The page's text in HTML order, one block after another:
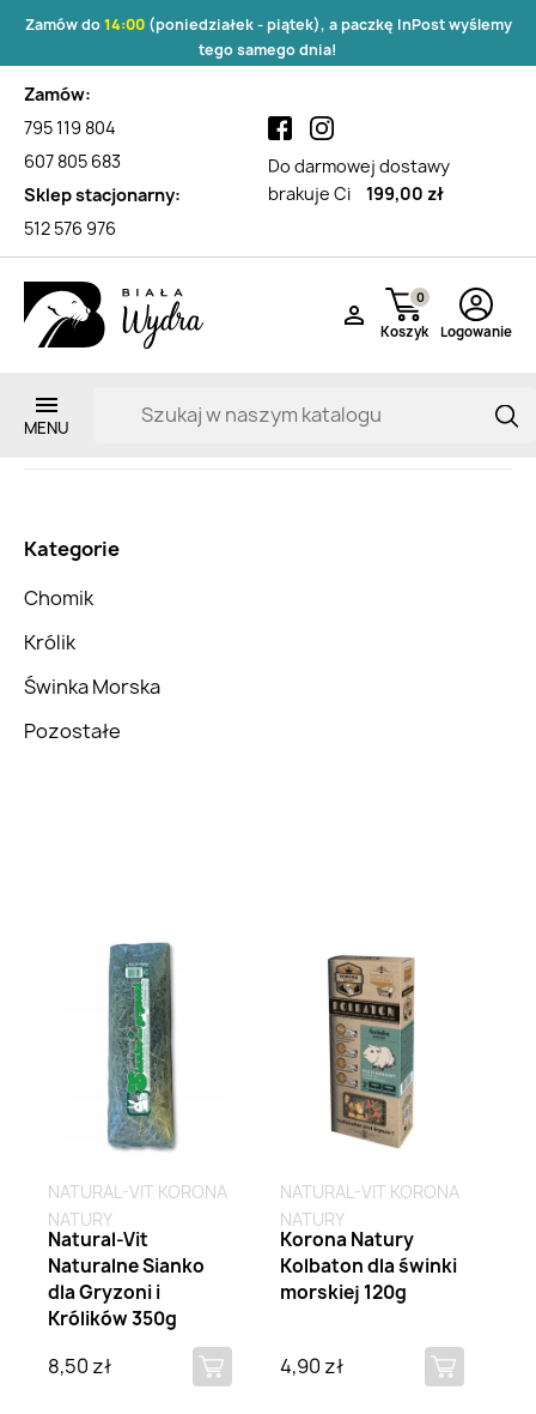
Zamów do14:00(poniedziałek - piątek), a paczkę InPost wyślemy
tego samego dnia!
Zamów:
795 119 804
607 805 683
Sklep stacjonarny:
512 576 976
Do darmowej dostawy
brakuje Ci
199,00 zł

Koszyk
0
Logowanie
Małe Zwierzęta
Kategorie
Chomik
Królik
Świnka Morska
Pozostałe
NATURAL-VIT KORONA
NATURY
Natural-Vit
Naturalne Sianko
dla Gryzoni i
Królików 350g
8,50 zł
NATURAL-VIT KORONA
NATURY
Korona Natury
Kolbaton dla świnki
morskiej 120g
4,90 zł